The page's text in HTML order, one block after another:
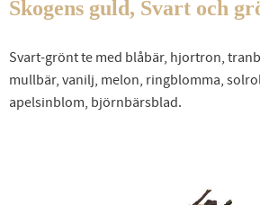
Skogens guld, Svart och
Svart-grönt te med blåbär, hjortron,
mullbär, vanilj, melon, ringblomma,
apelsinblom, björnbärsblad.